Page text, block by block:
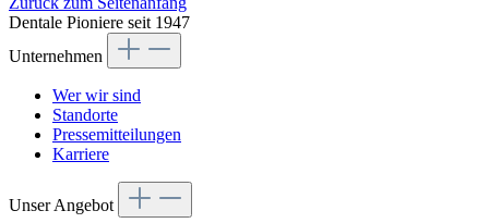
Dentale Pioniere seit 1947
Unternehmen
Wer wir sind
Standorte
Pressemitteilungen
Karriere
Unser Angebot